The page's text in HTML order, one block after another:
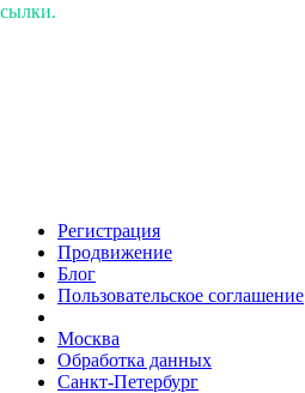
Регистрация
Продвижение
Блог
Пользовательское соглашение
Москва
Обработка данных
Санкт-Петербург